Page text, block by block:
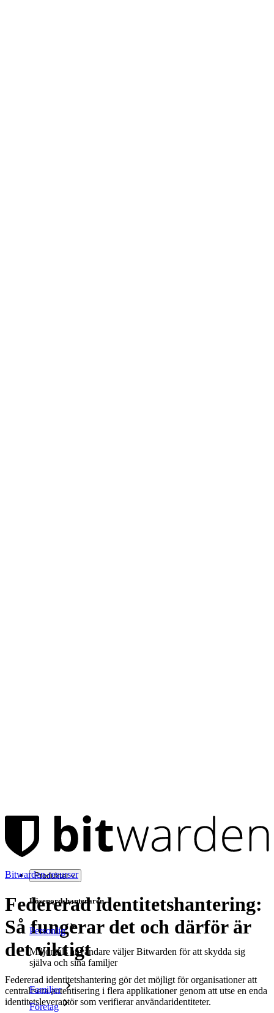
Produkter
Lösenordshanteraren
Personlig
Miljontals användare väljer Bitwarden för att skydda sig
själva och sina familjer
Familjer
Företag
Bitwarden-resurser
Federerad identitetshantering:
Så fungerar det och därför är
det viktigt
Federerad identitetshantering gör det möjligt för organisationer att
centralisera autentisering i flera applikationer genom att utse en enda
identitetsleverantör som verifierar användaridentiteter.